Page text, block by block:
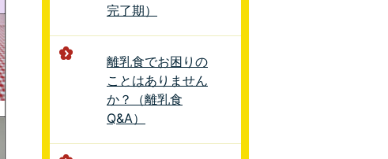
完了期）
離乳食でお困りの
ことはありません
か？（離乳食
Q&A）